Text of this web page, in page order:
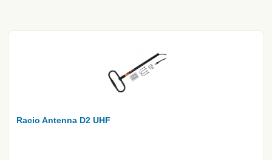
Racio Antenna D2 UHF